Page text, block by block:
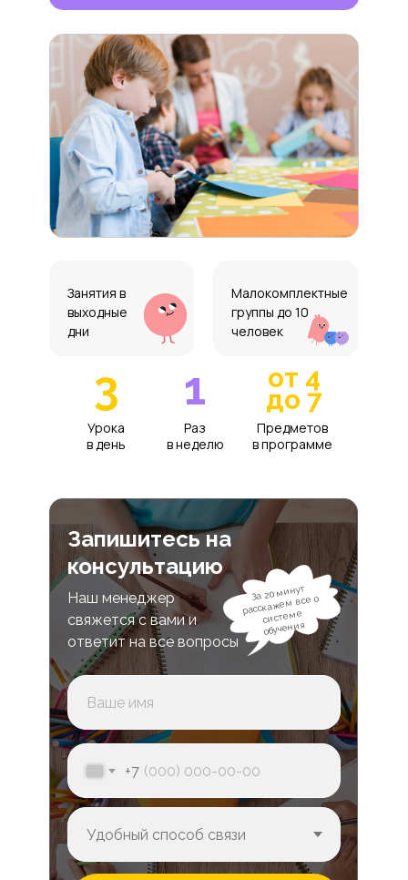
3
Урока
в день
1
Раз
в неделю
от 4
до 7
Предметов
в программе
Занятия в
выходные
дни
Малокомплектные
группы до 10
человек
Запишитесь на
консультацию
Наш менеджер
свяжется с вами и
ответит на все вопросы
За 20 минут
расскажем все о
системе
обучения
+7